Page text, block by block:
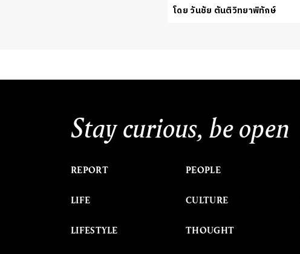
โดย วันชัย ตันติวิทยาพิทักษ์
Stay curious, be open
REPORT
LIFE
LIFESTYLE
PEOPLE
CULTURE
THOUGHT